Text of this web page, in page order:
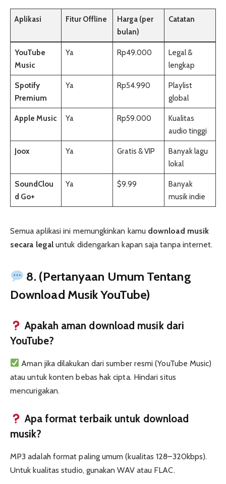
Aplikasi Fitur Offline
Harga (per
bulan)
Catatan
YouTube
Music
Ya Rp49.000
Legal &
lengkap
Spotify
Premium
Ya Rp54.990
Playlist
global
Apple Music Ya Rp59.000
Kualitas
audio tinggi
Joox Ya Gratis & VIP
Banyak lagu
lokal
SoundClou
d Go+
Ya $9.99
Banyak
musik indie
Semua aplikasi ini memungkinkan kamu download musik
secara legaluntuk didengarkan kapan saja tanpa internet.
8. (Pertanyaan Umum Tentang
Download Musik YouTube)
Apakah aman download musik dari
YouTube?
Aman jika dilakukan dari sumber resmi (YouTube Music)
atau untuk konten bebas hak cipta. Hindari situs
mencurigakan.
Apa format terbaik untuk download
musik?
MP3 adalah format paling umum (kualitas 128–320kbps).
Untuk kualitas studio, gunakan WAV atau FLAC.